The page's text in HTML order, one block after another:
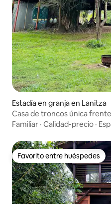
Estadía en granja en Lanitza
Casa de troncos única
Familiar · Calidad-precio ·
Favorito entre huéspedes
Favorito entre huéspedes